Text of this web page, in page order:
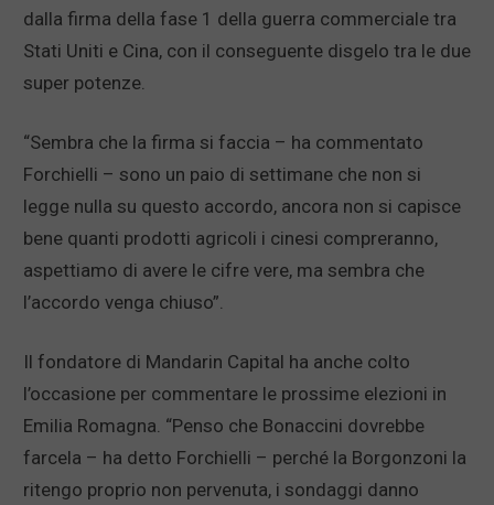
dalla firma della fase 1 della guerra commerciale tra
Stati Uniti e Cina, con il conseguente disgelo tra le due
super potenze.
“Sembra che la firma si faccia – ha commentato
Forchielli – sono un paio di settimane che non si
legge nulla su questo accordo, ancora non si capisce
bene quanti prodotti agricoli i cinesi compreranno,
aspettiamo di avere le cifre vere, ma sembra che
l’accordo venga chiuso”.
Il fondatore di Mandarin Capital ha anche colto
l’occasione per commentare le prossime elezioni in
Emilia Romagna. “Penso che Bonaccini dovrebbe
farcela – ha detto Forchielli – perché la Borgonzoni la
ritengo proprio non pervenuta, i sondaggi danno